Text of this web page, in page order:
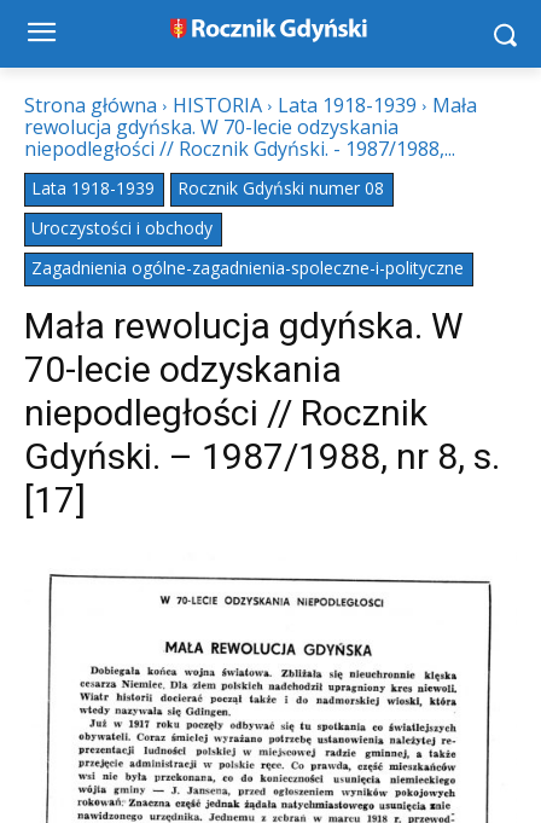
Strona główna HISTORIA Lata 1918-1939
Mała
rewolucja gdyńska. W 70-lecie odzyskania
niepodległości // Rocznik Gdyński. - 1987/1988,...
Lata 1918-1939
Rocznik Gdyński numer 08
Uroczystości i obchody
Zagadnienia ogólne-zagadnienia-spoleczne-i-polityczne
Mała rewolucja gdyńska. W
70-lecie odzyskania
niepodległości // Rocznik
Gdyński. – 1987/1988, nr 8, s.
[17]